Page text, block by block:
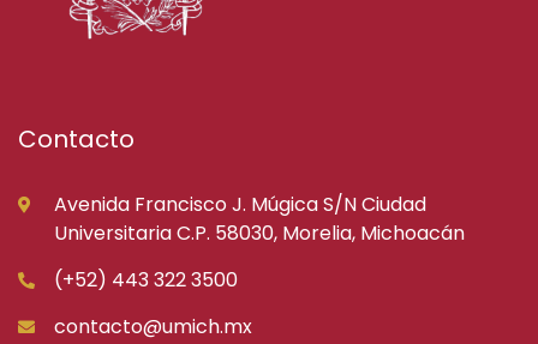
Contacto
Avenida Francisco J. Múgica S/N Ciudad
Universitaria C.P. 58030, Morelia, Michoacán
(+52) 443 322 3500
contacto@umich.mx